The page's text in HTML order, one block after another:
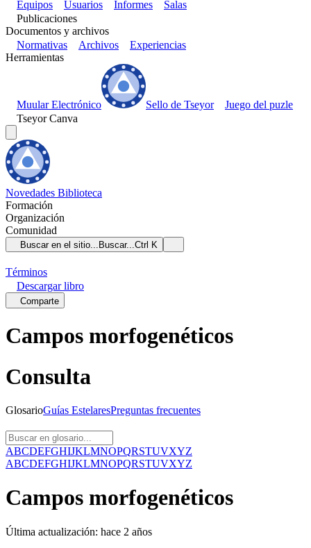
Equipos
Usuarios Informes
Salas
Publicaciones
Documentos y archivos
Normativas
Archivos
Experiencias
Herramientas
Muular Electrónico Sello de Tseyor
Juego del puzle
Tseyor Canva
Novedades Biblioteca
Formación
Organización
Comunidad
Buscar en el sitio... Buscar...Ctrl K
Términos
Descargarlibro
Comparte
Campos morfogenéticos
Consulta
GlosarioGuías EstelaresPreguntas frecuentes
ABCDEFGHIJKLMNOPQRSTUVXYZ
ABCDEFGHIJKLMNOPQRSTUVXYZ
Campos morfogenéticos
Última actualización: hace 2 años